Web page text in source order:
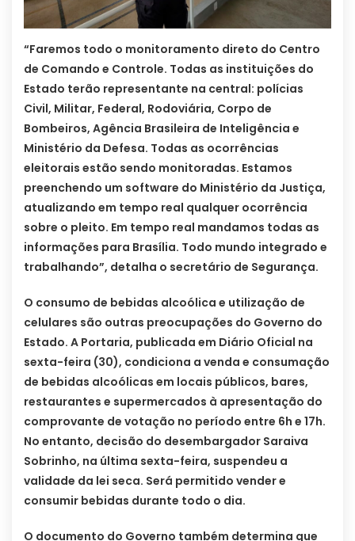
“Faremos todo o monitoramento direto do Centro
de Comando e Controle. Todas as instituições do
Estado terão representante na central: polícias
Civil, Militar, Federal, Rodoviária, Corpo de
Bombeiros, Agência Brasileira de Inteligência e
Ministério da Defesa. Todas as ocorrências
eleitorais estão sendo monitoradas. Estamos
preenchendo um software do Ministério da Justiça,
atualizando em tempo real qualquer ocorrência
sobre o pleito. Em tempo real mandamos todas as
informações para Brasília. Todo mundo integrado e
trabalhando”, detalha o secretário de Segurança.
O consumo de bebidas alcoólica e utilização de
celulares são outras preocupações do Governo do
Estado. A Portaria, publicada em Diário Oficial na
sexta-feira (30), condiciona a venda e consumação
de bebidas alcoólicas em locais públicos, bares,
restaurantes e supermercados à apresentação do
comprovante de votação no período entre 6h e 17h.
No entanto, decisão do desembargador Saraiva
Sobrinho, na última sexta-feira, suspendeu a
validade da lei seca. Será permitido vender e
consumir bebidas durante todo o dia.
O documento do Governo também determina que